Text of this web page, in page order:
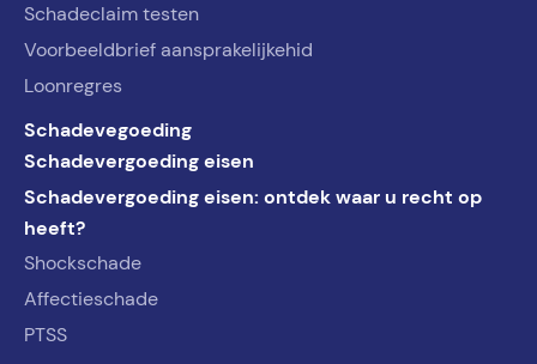
Schadeclaim testen
Voorbeeldbrief aansprakelijkehid
Loonregres
Schadevegoeding
Schadevergoeding eisen
Schadevergoeding eisen: ontdek waar u recht op
heeft?
Shockschade
Affectieschade
PTSS